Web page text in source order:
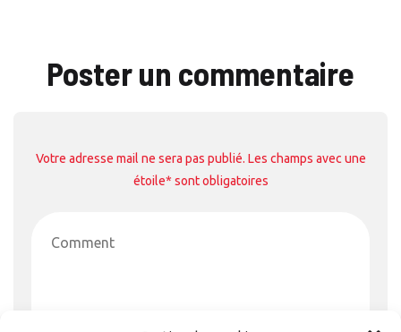
Poster un commentaire
Votre adresse mail ne sera pas publié. Les champs avec une
étoile* sont obligatoires